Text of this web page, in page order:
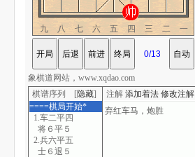
九八七六五四三二一
棋谱序列 [隐藏]
====棋局开始*
1.车二平四
将６平５
2.兵六平五
士６退５
注解 添加着法 修改注解
象棋道网站，www.xqdao.com